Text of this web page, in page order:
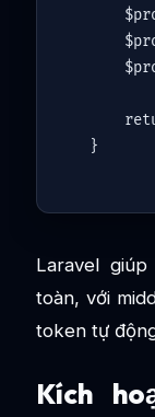
Laravel
toàn, với
token tự
Kích